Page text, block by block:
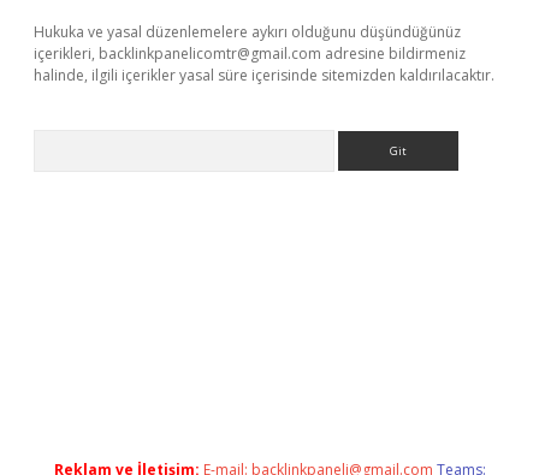
Hukuka ve yasal düzenlemelere aykırı olduğunu düşündüğünüz
içerikleri, backlinkpanelicomtr@gmail.com adresine bildirmeniz
halinde, ilgili içerikler yasal süre içerisinde sitemizden kaldırılacaktır.
Reklam ve İletişim: E-mail: backlinkpaneli@gmail.com Teams: